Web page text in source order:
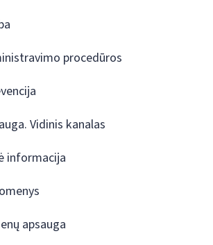
procedūros
Vidinis kanalas
informacija
apsauga